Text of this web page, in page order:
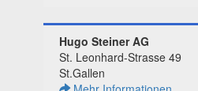
Hugo Steiner AG
St. Leonhard-Strasse 49
St.Gallen